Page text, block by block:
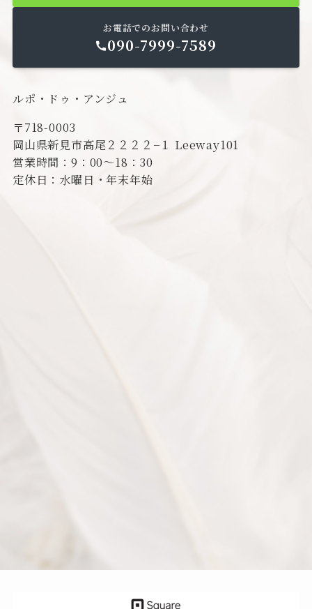
お電話でのお問い合わせ
090-7999-7589
ルポ・ドゥ・アンジュ
〒718-0003
岡山県新見市高尾２２２２−１ Leeway101
営業時間：9：00～18：30
定休日：水曜日・年末年始